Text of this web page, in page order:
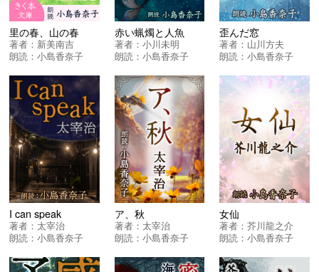
里の春、山の春
著者： 新美南吉
朗読：小島香奈子
赤い蝋燭と人魚
著者： 小川未明
朗読： 小島香奈子
歪んだ窓
著者： 山川方夫
朗読：小島香奈子
I can speak
著者： 太宰治
朗読：小島香奈子
ア、秋
著者： 太宰治
朗読： 小島香奈子
女仙
著者：芥川龍之介
朗読：小島香奈子